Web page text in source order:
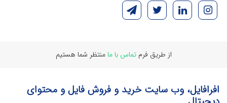
از طریق فرمتماس با ما منتظر شما هستیم
افرافایل، وب سایت خرید و فروش فایل و محتوای